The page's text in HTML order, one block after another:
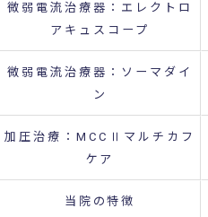
微弱電流治療器：エレクトロ
アキュスコープ
微弱電流治療器：ソーマダイ
ン
加圧治療：MCCⅡマルチカフ
ケア
当院の特徴